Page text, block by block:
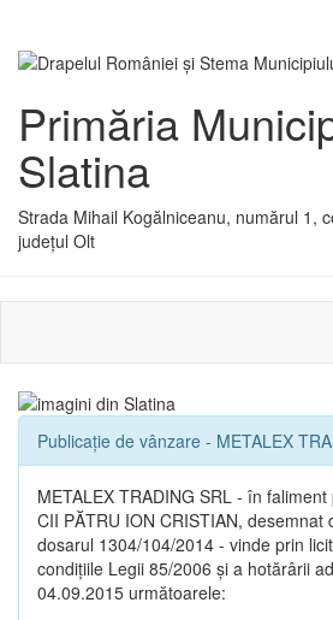
Primăria
Slatina
Strada Mihail Kogălniceanu, numărul 1,
județul Olt
Publicație de vânzare - METALEX
METALEX TRADING SRL - în
CII PĂTRU ION CRISTIAN, desemnat
dosarul 1304/104/2014 - vinde prin
condițiile Legii 85/2006 și a hotărârii
04.09.2015 următoarele: